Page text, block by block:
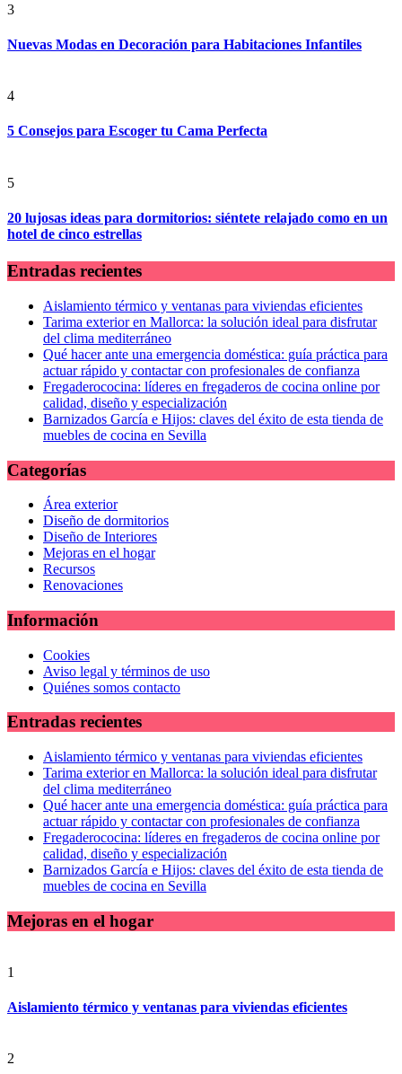
3
Nuevas Modas en Decoración para Habitaciones Infantiles
4
5 Consejos para Escoger tu Cama Perfecta
5
20 lujosas ideas para dormitorios: siéntete relajado como en un
hotel de cinco estrellas
Entradas recientes
Aislamiento térmico y ventanas para viviendas eficientes
Tarima exterior en Mallorca: la solución ideal para disfrutar
del clima mediterráneo
Qué hacer ante una emergencia doméstica: guía práctica para
actuar rápido y contactar con profesionales de confianza
Fregaderococina: líderes en fregaderos de cocina online por
calidad, diseño y especialización
Barnizados García e Hijos: claves del éxito de esta tienda de
muebles de cocina en Sevilla
Categorías
Área exterior
Diseño de dormitorios
Diseño de Interiores
Mejoras en el hogar
Recursos
Renovaciones
Información
Cookies
Aviso legal y términos de uso
Quiénes somos contacto
Entradas recientes
Aislamiento térmico y ventanas para viviendas eficientes
Tarima exterior en Mallorca: la solución ideal para disfrutar
del clima mediterráneo
Qué hacer ante una emergencia doméstica: guía práctica para
actuar rápido y contactar con profesionales de confianza
Fregaderococina: líderes en fregaderos de cocina online por
calidad, diseño y especialización
Barnizados García e Hijos: claves del éxito de esta tienda de
muebles de cocina en Sevilla
Mejoras en el hogar
1
Aislamiento térmico y ventanas para viviendas eficientes
2